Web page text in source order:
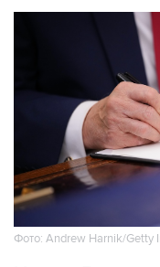
Фото: Andrew Harnik/Getty